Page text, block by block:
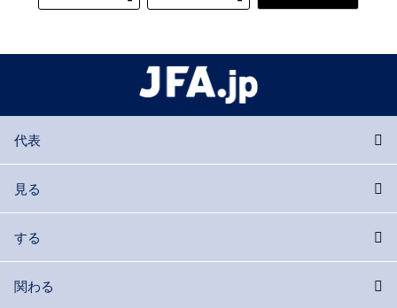
代表
見る
する
関わる